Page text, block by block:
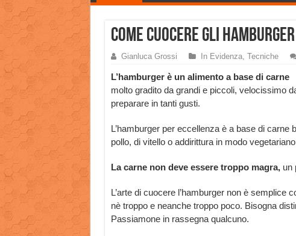
Come cuocere gli
Gianluca Grossi In Evidenza, Tecniche
L’hamburger è un alimento a base di carne
molto gradito da grandi e piccoli, velocissimo
preparare in tanti gusti.
L’hamburger per eccellenza è a base di
pollo, di vitello o addirittura in modo
La carne non deve essere troppo magra,un
L’arte di cuocere l’hamburger non è
nè troppo e neanche troppo poco. Bisogna
Passiamone in rassegna qualcuno.